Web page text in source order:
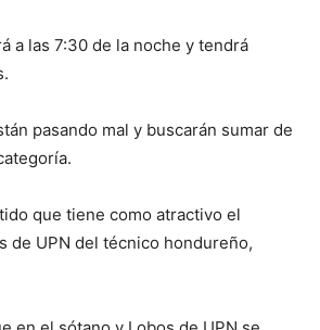
a las 7:30 de la noche y tendrá
pasando mal y buscarán sumar de
que tiene como atractivo el
de UPN del técnico hondureño,